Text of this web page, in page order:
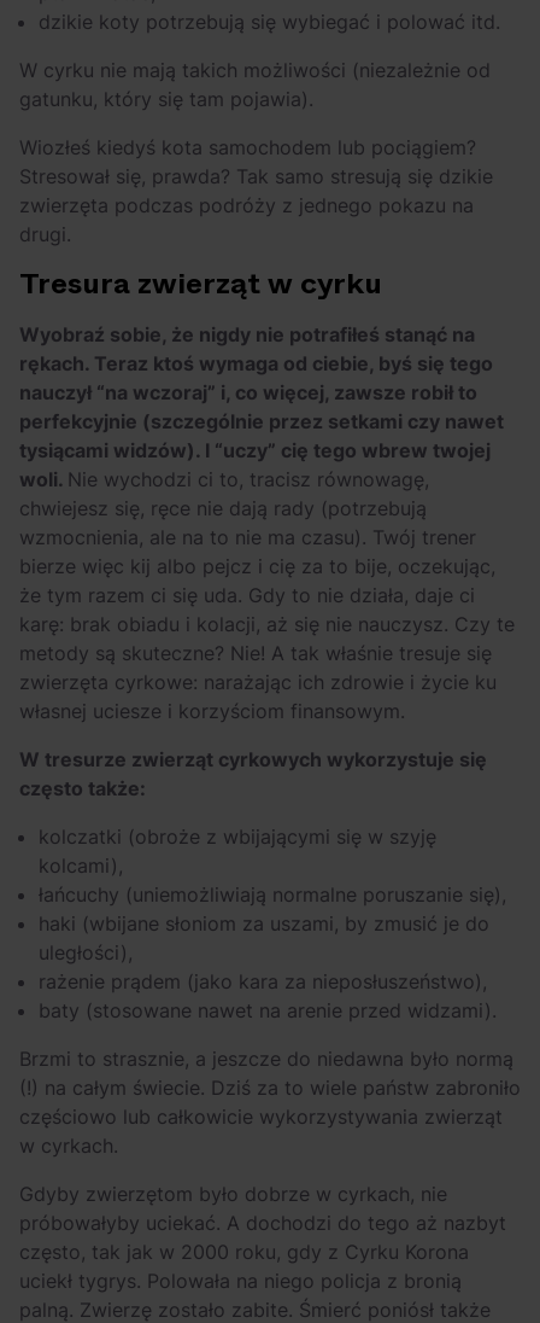
dzikie koty potrzebują się wybiegać i polować itd.
W cyrku nie mają takich możliwości (niezależnie od
gatunku, który się tam pojawia).
Wiozłeś kiedyś kota samochodem lub pociągiem?
Stresował się, prawda? Tak samo stresują się dzikie
zwierzęta podczas podróży z jednego pokazu na
drugi.
Tresura zwierząt w cyrku
Wyobraź sobie, że nigdy nie potrafiłeś stanąć na
rękach. Teraz ktoś wymaga od ciebie, byś się tego
nauczył “na wczoraj” i, co więcej, zawsze robił to
perfekcyjnie (szczególnie przez setkami czy nawet
tysiącami widzów). I “uczy” cię tego wbrew twojej
woli. Nie wychodzi ci to, tracisz równowagę,
chwiejesz się, ręce nie dają rady (potrzebują
wzmocnienia, ale na to nie ma czasu). Twój trener
bierze więc kij albo pejcz i cię za to bije, oczekując,
że tym razem ci się uda. Gdy to nie działa, daje ci
karę: brak obiadu i kolacji, aż się nie nauczysz. Czy te
metody są skuteczne? Nie! A tak właśnie tresuje się
zwierzęta cyrkowe: narażając ich zdrowie i życie ku
własnej uciesze i korzyściom finansowym.
W tresurze zwierząt cyrkowych wykorzystuje się
często także:
kolczatki (obroże z wbijającymi się w szyję
kolcami),
łańcuchy (uniemożliwiają normalne poruszanie się),
haki (wbijane słoniom za uszami, by zmusić je do
uległości),
rażenie prądem (jako kara za nieposłuszeństwo),
baty (stosowane nawet na arenie przed widzami).
Brzmi to strasznie, a jeszcze do niedawna było normą
(!) na całym świecie. Dziś za to wiele państw zabroniło
częściowo lub całkowicie wykorzystywania zwierząt
w cyrkach.
Gdyby zwierzętom było dobrze w cyrkach, nie
próbowałyby uciekać. A dochodzi do tego aż nazbyt
często, tak jak w 2000 roku, gdy z Cyrku Korona
uciekł tygrys. Polowała na niego policja z bronią
palną. Zwierzę zostało zabite. Śmierć poniósł także